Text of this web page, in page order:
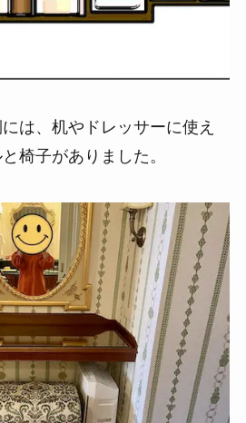
は、机やドレッサーに使え
椅子がありました。